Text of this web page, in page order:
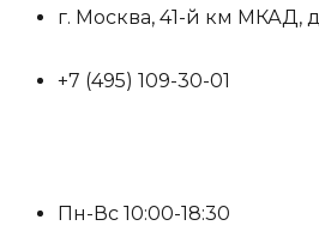
Перейти
содержимому
г. Москва, 41-й км МКАД,
+7 (495) 109-30-01
Пн-Вс 10:00-18:30